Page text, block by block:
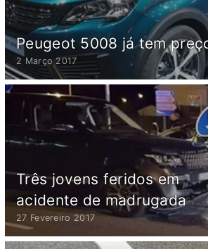
Peugeot 5008 já tem
2 Março 2017
Três jovens feridos em
acidente de madrugada
27 Fevereiro 2017